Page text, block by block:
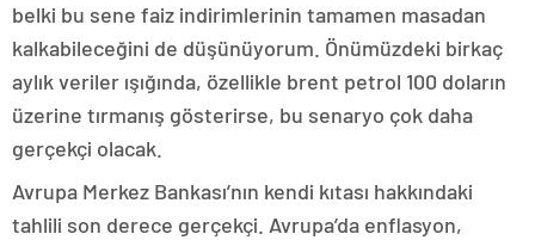
belki bu sene faiz indirimlerinin tamamen masadan
kalkabileceğini de düşünüyorum. Önümüzdeki birkaç
aylık veriler ışığında, özellikle brent petrol 100 doların
üzerine tırmanış gösterirse, bu senaryo çok daha
gerçekçi olacak.
Avrupa Merkez Bankası’nın kendi kıtası hakkındaki
tahlili son derece gerçekçi. Avrupa’da enflasyon,